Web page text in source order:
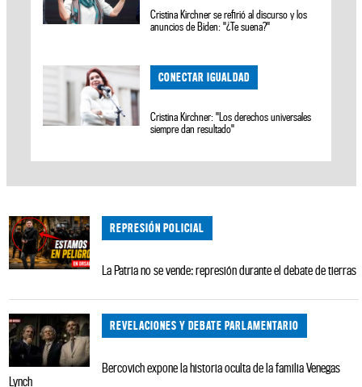
Cristina Kirchner se refirió al discurso y los
anuncios de Biden: "¿Te suena?"
CONECTAR IGUALDAD
Cristina Kirchner: "Los derechos universales
siempre dan resultado"
REPRESIÓN POLICIAL
La Patria no se vende: represión durante el debate de tierras
REVELACIONES Y DEBATE PARLAMENTARIO
Bercovich expone la historia oculta de la familia Venegas
Lynch